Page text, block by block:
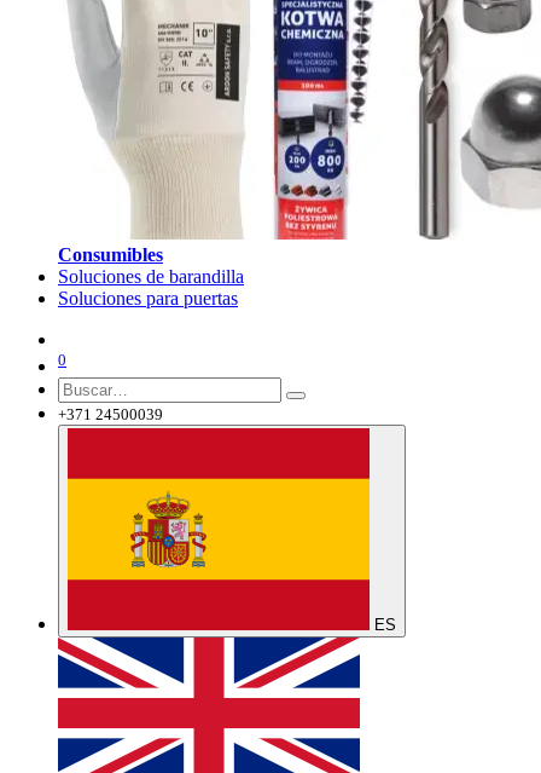
Consumibles
Soluciones de barandilla
Soluciones para puertas
0
+371 24500039
ES